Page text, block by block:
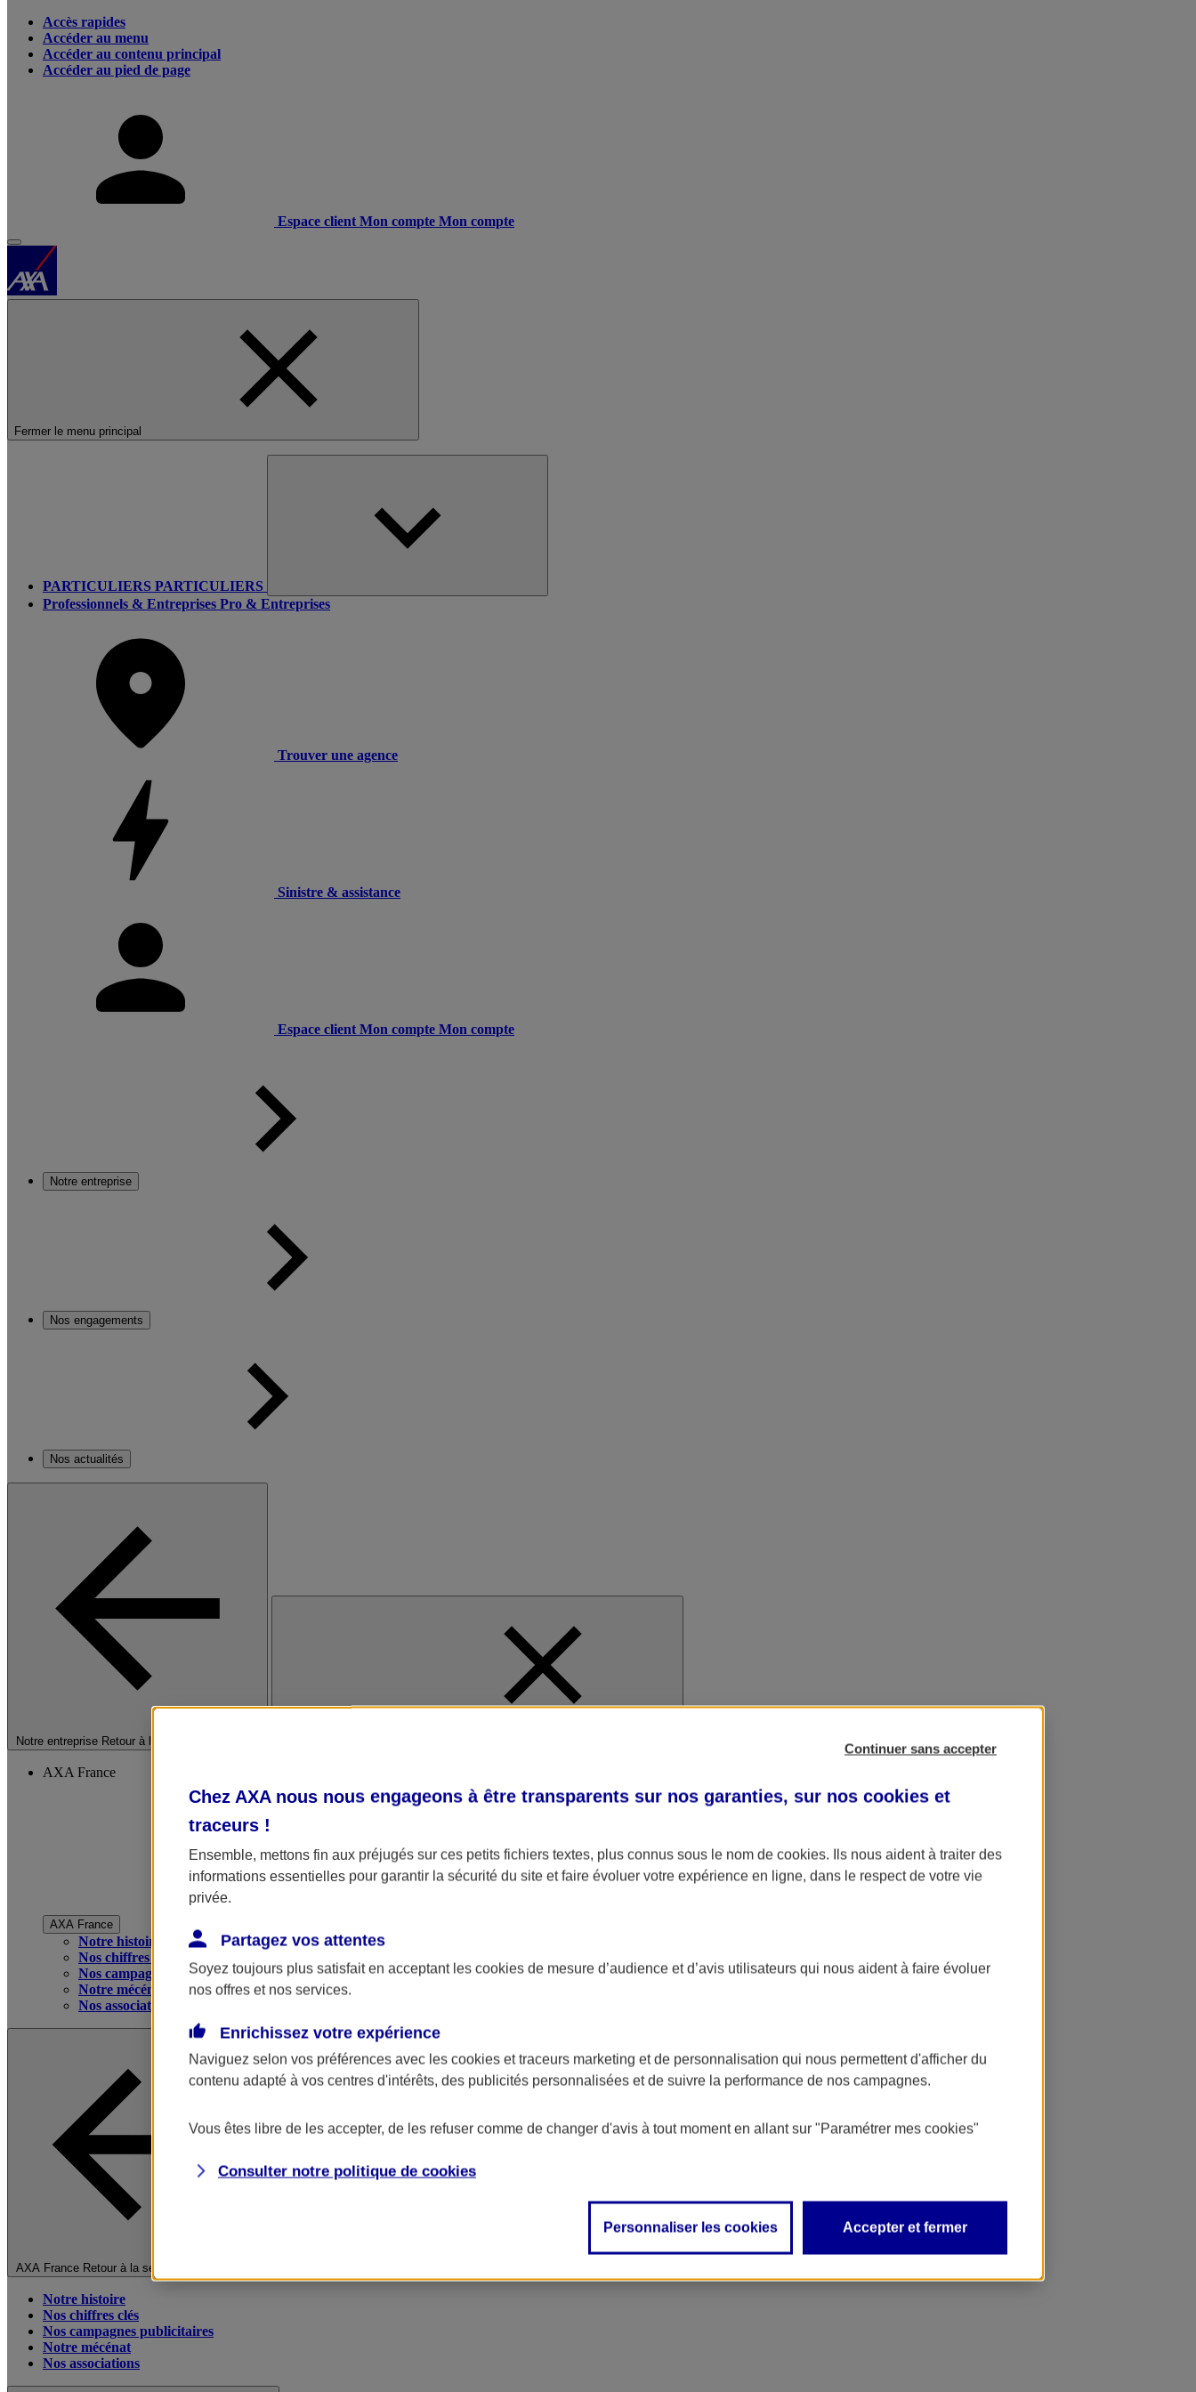
Accès rapides
Accéder au menu
Accéder au contenu principal
Accéder au pied de page
Espace client Mon compte Mon compte
Fermer le menu principal
PARTICULIERS PARTICULIERS
Professionnels & Entreprises Pro & Entreprises
Trouver une agence
Sinistre & assistance
Espace client Mon compte Mon compte
Notre entreprise
Nos engagements
Nos actualités
Notre entreprise Retour à la section précédente
AXA France
AXA France
Notre histoire
Nos chiffres clés
Nos campagnes publicitaires
Notre mécénat
Nos associations
AXA France Retour à la section précédente
Notre histoire
Nos chiffres clés
Nos campagnes publicitaires
Notre mécénat
Nos associations
Continuer sans accepter
Chez AXA nous nous engageons à être transparents sur nos garanties, sur nos cookies et
traceurs !
Ensemble, mettons fin aux préjugés sur ces petits fichiers textes, plus connus sous le nom de cookies. Ils nous aident à traiter des
informations essentielles pour garantir la sécurité du site et faire évoluer votre expérience en ligne, dans le respect de votre vie
privée.
Partagez vos attentes
Soyez toujours plus satisfait en acceptant les cookies de mesure d’audience et d’avis utilisateurs qui nous aident à faire évoluer
nos offres et nos services.
Enrichissez votre expérience
Naviguez selon vos préférences avec les cookies et traceurs marketing et de personnalisation qui nous permettent d'afficher du
contenu adapté à vos centres d'intérêts, des publicités personnalisées et de suivre la performance de nos campagnes.
Vous êtes libre de les accepter, de les refuser comme de changer d'avis à tout moment en allant sur "Paramétrer mes cookies"
Consulter notre politique de cookies
Personnaliser les cookies Accepter et fermer